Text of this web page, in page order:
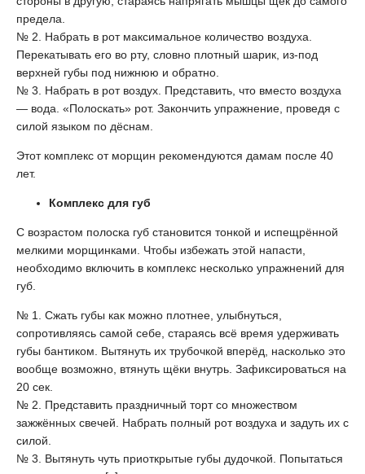
предела.
№ 2. Набрать в рот максимальное количество воздуха.
Перекатывать его во рту, словно плотный шарик, из-под
верхней губы под нижнюю и обратно.
№ 3. Набрать в рот воздух. Представить, что вместо воздуха
— вода. «Полоскать» рот. Закончить упражнение, проведя с
силой языком по дёснам.
Этот комплекс от морщин рекомендуются дамам после 40
лет.
Комплекс для губ
С возрастом полоска губ становится тонкой и испещрённой
мелкими морщинками. Чтобы избежать этой напасти,
необходимо включить в комплекс несколько упражнений для
губ.
№ 1. Сжать губы как можно плотнее, улыбнуться,
сопротивляясь самой себе, стараясь всё время удерживать
губы бантиком. Вытянуть их трубочкой вперёд, насколько это
вообще возможно, втянуть щёки внутрь. Зафиксироваться на
20 сек.
№ 2. Представить праздничный торт со множеством
зажжённых свечей. Набрать полный рот воздуха и задуть их с
силой.
№ 3. Вытянуть чуть приоткрытые губы дудочкой. Попытаться